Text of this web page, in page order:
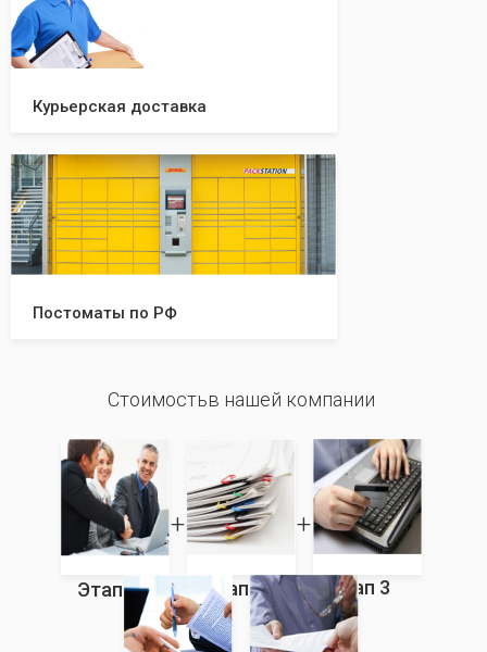
Курьерская доставка
Постоматы по РФ
Стоимостьв нашей компании
Этап 1 Этап 2 Этап 3